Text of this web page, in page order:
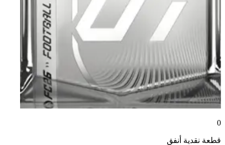
0
قطعة نقدية أنفق